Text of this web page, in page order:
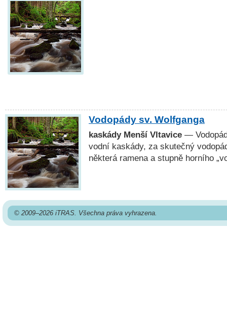
Vodopády sv. Wolfganga
kaskády Menší Vltavice —
vodní kaskády, za skutečný
některá ramena a stupně horního
© 2009–2026 iTRAS. Všechna práva vyhrazena.